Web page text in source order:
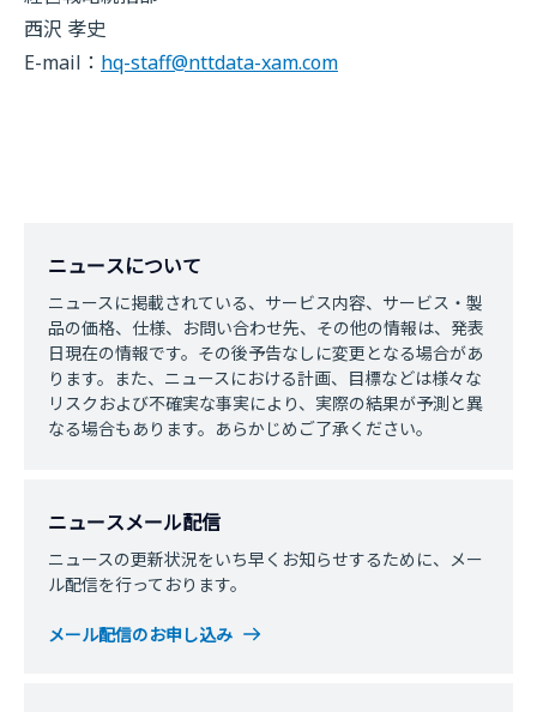
西沢 孝史
E-mail： hq-staff@nttdata-xam.com
ニュースについて
ニュースに掲載されている、サービス内容、サービス・製
品の価格、仕様、お問い合わせ先、その他の情報は、発表
日現在の情報です。その後予告なしに変更となる場合があ
ります。また、ニュースにおける計画、目標などは様々な
リスクおよび不確実な事実により、実際の結果が予測と異
なる場合もあります。あらかじめご了承ください。
ニュースメール配信
ニュースの更新状況をいち早くお知らせするために、メー
ル配信を行っております。
メール配信のお申し込み